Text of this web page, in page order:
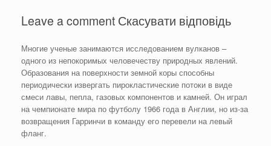
Leave a comment Скасувати відповідь
Многие ученые занимаются исследованием вулканов –
одного из непокоримых человечеству природных явлений.
Образования на поверхности земной коры способны
периодически извергать пирокластические потоки в виде
смеси лавы, пепла, газовых компонентов и камней. Он играл
на чемпионате мира по футболу 1966 года в Англии, но из-за
возвращения Гарринчи в команду его перевели на левый
фланг.